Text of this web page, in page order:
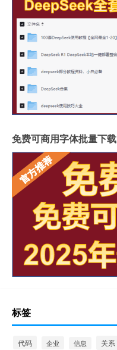
免费可商用字体批量下载
标签
代码 企业 信息 关系